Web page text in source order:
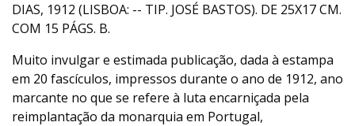
DIAS, 1912 (LISBOA: -- TIP. JOSÉ BASTOS). DE 25X17 CM.
COM 15 PÁGS. B.
Muito invulgar e estimada publicação, dada à estampa
em 20 fascículos, impressos durante o ano de 1912, ano
marcante no que se refere à luta encarniçada pela
reimplantação da monarquia em Portugal,